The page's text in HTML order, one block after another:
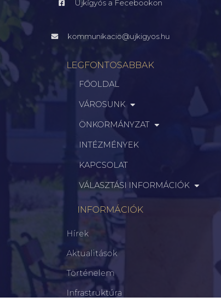
Újkígyós a Fecebookon
kommunikacio@ujkigyos.hu
LEGFONTOSABBAK
FŐOLDAL
VÁROSUNK
ÖNKORMÁNYZAT
INTÉZMÉNYEK
KAPCSOLAT
VÁLASZTÁSI INFORMÁCIÓK
INFORMÁCIÓK
Hírek
Aktualitások
Történelem
Infrastruktúra